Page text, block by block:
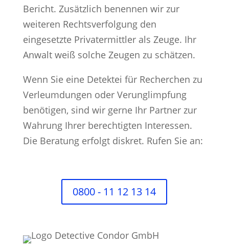
Bericht. Zusätzlich benennen wir zur
weiteren Rechtsverfolgung den
eingesetzte Privatermittler als Zeuge. Ihr
Anwalt weiß solche Zeugen zu schätzen.
Wenn Sie eine Detektei für Recherchen zu
Verleumdungen oder Verunglimpfung
benötigen, sind wir gerne Ihr Partner zur
Wahrung Ihrer berechtigten Interessen.
Die Beratung erfolgt diskret. Rufen Sie an:
0800 - 11 12 13 14